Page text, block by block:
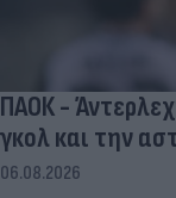
ΠΑΟΚ -
γκολ και την
06.08.2026